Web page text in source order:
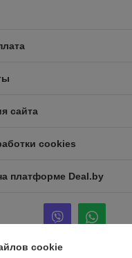
сайта
cookies
платформе Deal.by
cookie